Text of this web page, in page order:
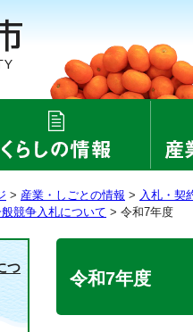
> 産業・しごとの情報 > 入札・契
競争入札について > 令和7年度
令和7年度
つ